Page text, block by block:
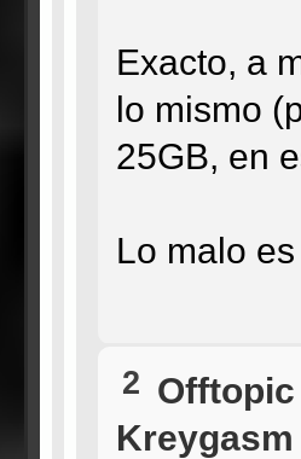
Exacto, a
lo mismo
25GB, en
Lo malo
2 Offtopic
Kreygasm